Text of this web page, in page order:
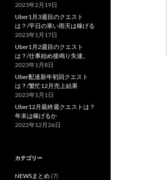
2023年2月19日
Uber1月3週目のクエスト
は？/平日の寒い雨天は稼げる
2023年1月17日
Uber1月2週目のクエスト
は？/仕事始め後鳴り失速。
2023年1月8日
Uber配達新年初回クエスト
は？/繁忙12月売上結果
2023年1月1日
Uber12月最終週クエストは？
年末は稼げるか
2022年12月26日
カテゴリー
NEWSまとめ (7)